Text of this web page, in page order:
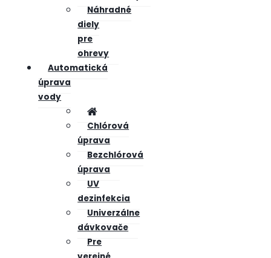
Náhradné
diely
pre
ohrevy
Automatická
úprava
vody
Chlórová
úprava
Bezchlórová
úprava
UV
dezinfekcia
Univerzálne
dávkovače
Pre